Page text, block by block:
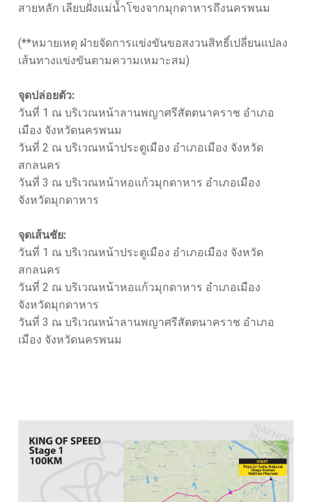
สายหลัก เลียบฝั่งแม่น้ำโขงจากมุกดาหารถึงนครพนม
(**หมายเหตุ ฝ่ายจัดการแข่งขันขอสงวนสิทธิ์เปลี่ยนแปลง
เส้นทางแข่งขันตามความเหมาะสม)
จุดปล่อยตัว:
วันที่ 1 ณ บริเวณหน้าลานพญาศรีสัตตนาคราช อำเภอ
เมือง จังหวัดนครพนม
วันที่ 2 ณ บริเวณหน้าประตูเมือง อำเภอเมือง จังหวัด
สกลนคร
วันที่ 3 ณ บริเวณหน้าหอแก้วมุกดาหาร อำเภอเมือง
จังหวัดมุกดาหาร
จุดเส้นชัย:
วันที่ 1 ณ บริเวณหน้าประตูเมือง อำเภอเมือง จังหวัด
สกลนคร
วันที่ 2 ณ บริเวณหน้าหอแก้วมุกดาหาร อำเภอเมือง
จังหวัดมุกดาหาร
วันที่ 3 ณ บริเวณหน้าลานพญาศรีสัตตนาคราช อำเภอ
เมือง จังหวัดนครพนม